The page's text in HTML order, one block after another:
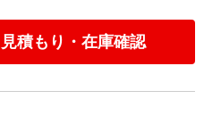
見積もり・在庫確認